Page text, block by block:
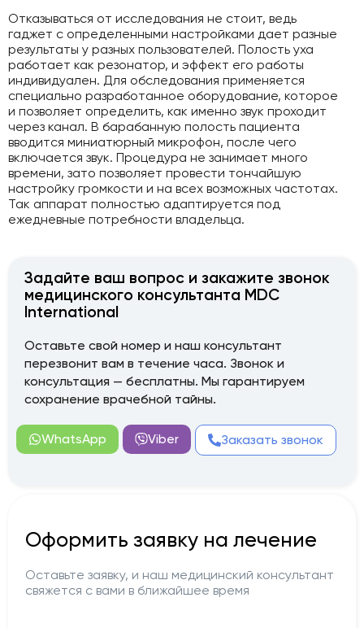
Отказываться от исследования не стоит, ведь
гаджет с определенными настройками дает разные
результаты у разных пользователей. Полость уха
работает как резонатор, и эффект его работы
индивидуален. Для обследования применяется
специально разработанное оборудование, которое
и позволяет определить, как именно звук проходит
через канал. В барабанную полость пациента
вводится миниатюрный микрофон, после чего
включается звук. Процедура не занимает много
времени, зато позволяет провести тончайшую
настройку громкости и на всех возможных частотах.
Так аппарат полностью адаптируется под
ежедневные потребности владельца.
Задайте ваш вопрос и закажите звонок
медицинского консультанта MDC
International
Оставьте свой номер и наш консультант
перезвонит вам в течение часа. Звонок и
консультация — бесплатны. Мы гарантируем
сохранение врачебной тайны.
WhatsApp Viber Заказать звонок
Оформить заявку на лечение
Оставьте заявку, и наш медицинский консультант
свяжется с вами в ближайшее время